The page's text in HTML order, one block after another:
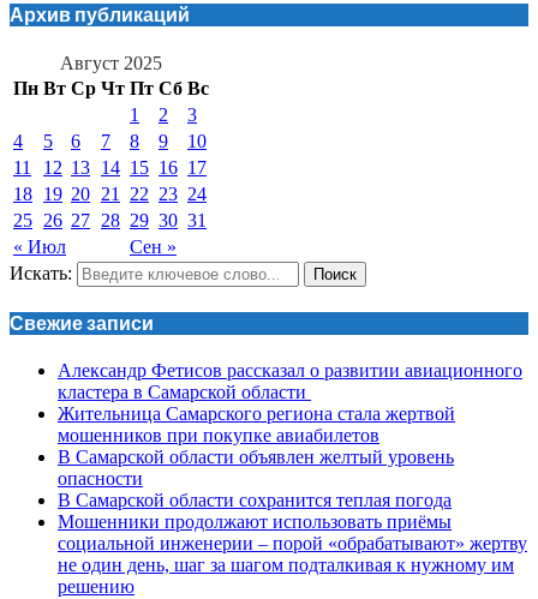
Архив публикаций
Август 2025
Пн Вт Ср Чт Пт Сб Вс
« Июл Сен »
1 2
3
4
5 6 7 8 9
10
11
12 13 14 15 16 17
18 19 20 21 22 23 24
25 26 27 28 29 30 31
Искать: Поиск
Свежие записи
Александр Фетисов рассказал о развитии авиационного
кластера в Самарской области
Жительница Самарского региона стала жертвой
мошенников при покупке авиабилетов
В Самарской области объявлен желтый уровень
опасности
В Самарской области сохранится теплая погода
Мошенники продолжают использовать приёмы
социальной инженерии – порой «обрабатывают» жертву
не один день, шаг за шагом подталкивая к нужному им
решению